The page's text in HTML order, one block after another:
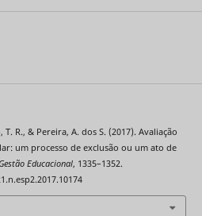
R., & Pereira, A. dos S. (2017). Avaliação
um processo de exclusão ou um ato de
Educacional, 1335–1352.